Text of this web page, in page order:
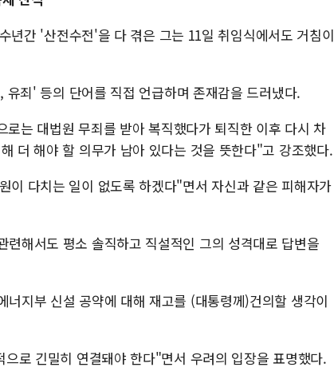
년간 '산전수전'을 다 겪은 그는 11일 취임식에서도 거침이
죄' 등의 단어를 직접 언급하며 존재감을 드러냈다.
는 대법원 무죄를 받아 복직했다가 퇴직한 이후 다시 차
더 해야 할 의무가 남아 있다는 것을 뜻한다"고 강조했다.
이 다치는 일이 없도록 하겠다"면서 자신과 같은 피해자가
해서도 평소 솔직하고 직설적인 그의 성격대로 답변을
지부 신설 공약에 대해 재고를 (대통령께)건의할 생각이
로 긴밀히 연결돼야 한다"면서 우려의 입장을 표명했다.